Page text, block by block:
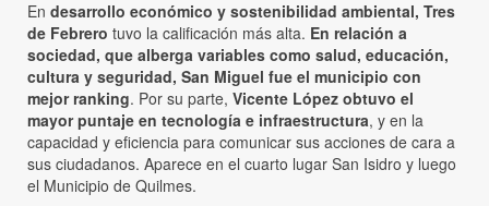
En desarrollo económico y sostenibilidad ambiental, Tres
de Febrero tuvo la calificación más alta. En relación a
sociedad, que alberga variables como salud, educación,
cultura y seguridad, San Miguel fue el municipio con
mejor ranking. Por su parte, Vicente López obtuvo el
mayor puntaje en tecnología e infraestructura, y en la
capacidad y eficiencia para comunicar sus acciones de cara a
sus ciudadanos. Aparece en el cuarto lugar San Isidro y luego
el Municipio de Quilmes.